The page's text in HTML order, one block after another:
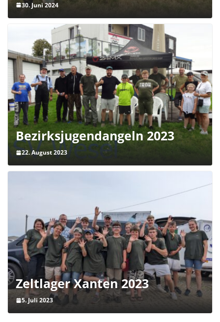
30. Juni 2024
Bezirksjugendangeln 2023
22. August 2023
Zeltlager Xanten 2023
5. Juli 2023